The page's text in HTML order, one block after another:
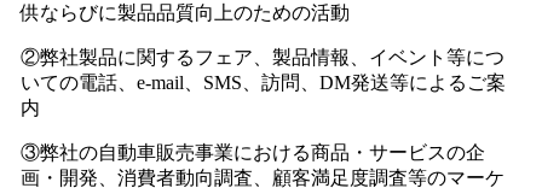
供ならびに製品品質向上のための活動
②弊社製品に関するフェア、製品情報、イベント等につ
いての電話、e-mail、SMS、訪問、DM発送等によるご案
内
③弊社の自動車販売事業における商品・サービスの企
画・開発、消費者動向調査、顧客満足度調査等のマーケ